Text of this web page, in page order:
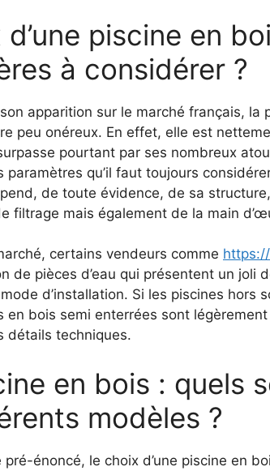
d’une piscine en
à considérer ?
apparition sur le marché français,
peu onéreux. En effet, elle est
pourtant par ses nombreux
paramètres qu’il faut toujours
de toute évidence, de sa
filtrage mais également de la main
certains vendeurs comme
de pièces d’eau qui présentent un
d’installation. Si les piscines hors
en bois semi enterrées sont
détails techniques.
en bois : quels
modèles ?
pré-énoncé, le choix d’une piscine en